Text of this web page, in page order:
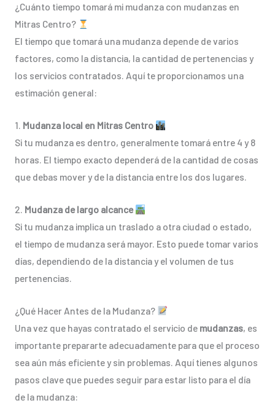
¿Cuánto tiempo tomará mi mudanza con mudanzas en
Mitras Centro?
El tiempo que tomará una mudanza depende de varios
factores, como la distancia, la cantidad de pertenencias y
los servicios contratados. Aquí te proporcionamos una
estimación general:
1. Mudanza local en Mitras Centro
Si tu mudanza es dentro, generalmente tomará entre 4 y 8
horas. El tiempo exacto dependerá de la cantidad de cosas
que debas mover y de la distancia entre los dos lugares.
2. Mudanza de largo alcance
Si tu mudanza implica un traslado a otra ciudad o estado,
el tiempo de mudanza será mayor. Esto puede tomar varios
días, dependiendo de la distancia y el volumen de tus
pertenencias.
¿Qué Hacer Antes de la Mudanza?
Una vez que hayas contratado el servicio de mudanzas, es
importante prepararte adecuadamente para que el proceso
sea aún más eficiente y sin problemas. Aquí tienes algunos
pasos clave que puedes seguir para estar listo para el día
de la mudanza: